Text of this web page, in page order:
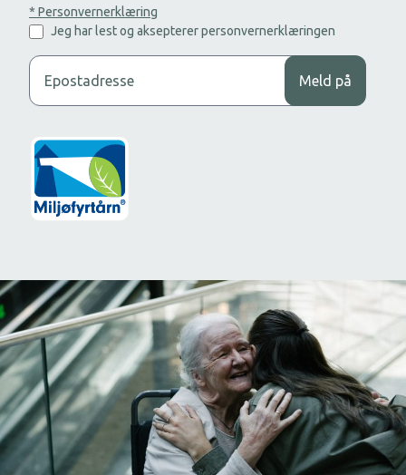
* Personvernerklæring
Jeg har lest og aksepterer personvernerklæringen
Legg til din epost adresse for å motta nyhetsbrev.
Meld på